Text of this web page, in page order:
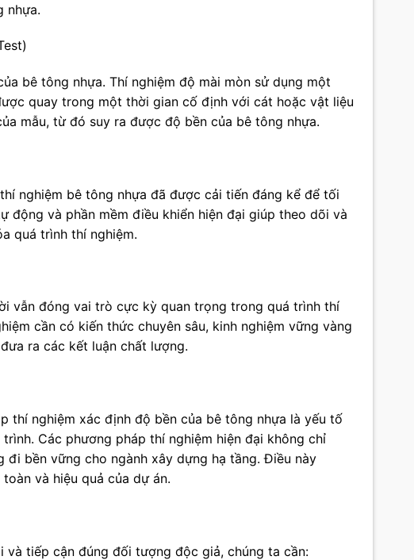
nhựa.
bê tông nhựa. Thí nghiệm độ mài mòn sử dụng một
quay trong một thời gian cố định với cát hoặc vật liệu
mẫu, từ đó suy ra được độ bền của bê tông nhựa.
nghiệm bê tông nhựa đã được cải tiến đáng kể để tối
động và phần mềm điều khiển hiện đại giúp theo dõi và
quá trình thí nghiệm.
vẫn đóng vai trò cực kỳ quan trọng trong quá trình thí
cần có kiến thức chuyên sâu, kinh nghiệm vững vàng
ra các kết luận chất lượng.
thí nghiệm xác định độ bền của bê tông nhựa là yếu tố
Các phương pháp thí nghiệm hiện đại không chỉ
bền vững cho ngành xây dựng hạ tầng. Điều này
và hiệu quả của dự án.
và tiếp cận đúng đối tượng độc giả, chúng ta cần: